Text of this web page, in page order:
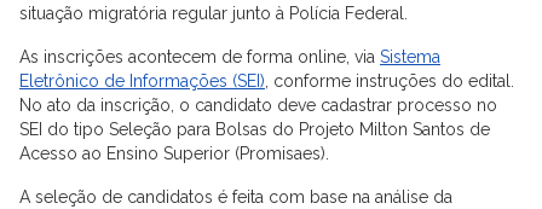
situação migratória regular junto à Polícia Federal.
As inscrições acontecem de forma online, via Sistema
Eletrônico de Informações (SEI) , conforme instruções do edital.
No ato da inscrição, o candidato deve cadastrar processo no
SEI do tipo Seleção para Bolsas do Projeto Milton Santos de
Acesso ao Ensino Superior (Promisaes).
A seleção de candidatos é feita com base na análise da